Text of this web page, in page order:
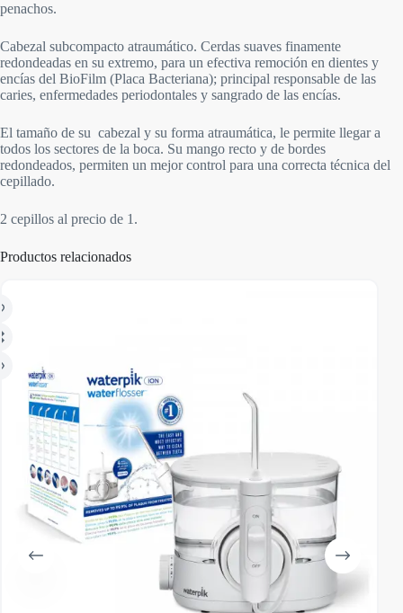
penachos.
Cabezal subcompacto atraumático. Cerdas suaves finamente
redondeadas en su extremo, para un efectiva remoción en dientes y
encías del BioFilm (Placa Bacteriana); principal responsable de las
caries, enfermedades periodontales y sangrado de las encías.
El tamaño de su cabezal y su forma atraumática, le permite llegar a
todos los sectores de la boca. Su mango recto y de bordes
redondeados, permiten un mejor control para una correcta técnica del
cepillado.
2 cepillos al precio de 1.
Productos relacionados